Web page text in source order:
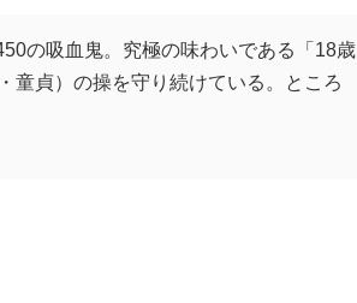
の吸血鬼。究極の味わいである「18歳
童貞）の操を守り続けている。ところ